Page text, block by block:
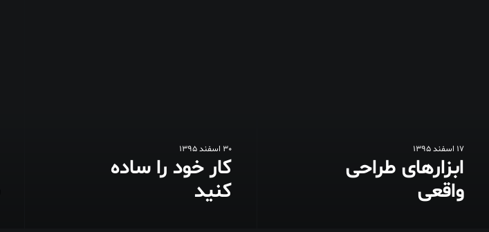
17 اسفند 1395
ابزارهای طراحی
واقعی
30 اسفند 1395
کار خود را ساده
کنید